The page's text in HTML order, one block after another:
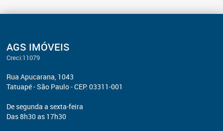
AGS IMÓVEIS
Creci:11079
Rua Apucarana, 1043
Tatuapé - São Paulo - CEP: 03311-001
De segunda a sexta-feira
Das 8h30 as 17h30